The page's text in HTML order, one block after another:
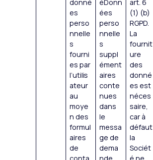
donné
es
perso
nnelle
s
fourni
es par
l’utilis
ateur
au
moye
n des
formul
aires
de
éDonn
ées
perso
nnelle
s
suppl
ément
aires
conte
nues
dans
le
messa
ge de
dema
art. 6
(1) (b)
RGPD.
La
fournit
ure
des
donné
es est
néces
saire,
car à
défaut
la
Sociét